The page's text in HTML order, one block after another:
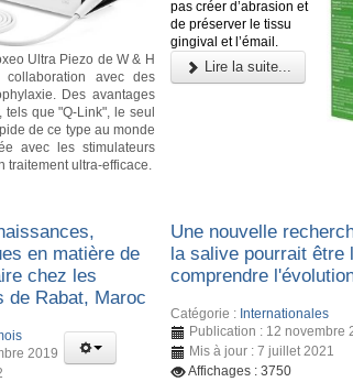
Ultra Piezo de W & H
avec des
Des avantages
tels que "Q-Link", le seul
de ce type au monde
avec les stimulateurs
traitement ultra-efficace.
pas créer d’abrasion et
de préserver le tissu
gingival et l’émail.
Lire la suite...
en matière de
chez les
de Rabat, Maroc
2019
Une nouvelle
la salive pourrait être
comprendre
Catégorie : Internationales
Publication : 12 novembre
Mis à jour : 7 juillet 2021
Affichages : 3750